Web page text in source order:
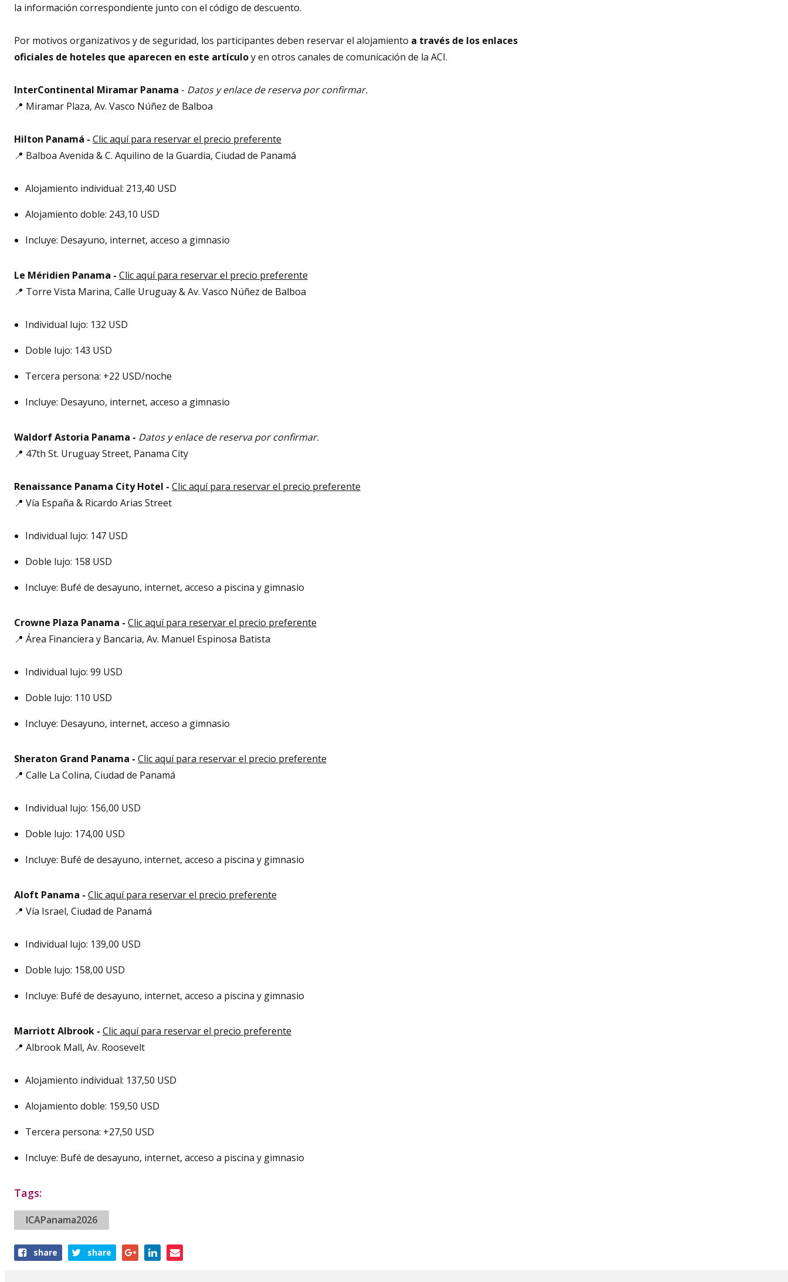
la información correspondiente junto con el código de descuento.
Por motivos organizativos y de seguridad, los participantes deben reservar el alojamiento a través de los enlaces
oficiales de hoteles que aparecen en este artículoy en otros canales de comunicación de la ACI.
InterContinental Miramar Panama - Datos y enlace de reserva por confirmar.
📍 Miramar Plaza, Av. Vasco Núñez de Balboa
Hilton Panamá - Clic aquí para reservar el precio preferente
📍 Balboa Avenida & C. Aquilino de la Guardia, Ciudad de Panamá
Alojamiento individual: 213,40 USD
Alojamiento doble: 243,10 USD
Incluye: Desayuno, internet, acceso a gimnasio
Le Méridien Panama - Clic aquí para reservar el precio preferente
📍 Torre Vista Marina, Calle Uruguay & Av. Vasco Núñez de Balboa
Individual lujo: 132 USD
Doble lujo: 143 USD
Tercera persona: +22 USD/noche
Incluye: Desayuno, internet, acceso a gimnasio
Waldorf Astoria Panama - Datos y enlace de reserva por confirmar.
📍 47th St. Uruguay Street, Panama City
Renaissance Panama City Hotel - Clic aquí para reservar el precio preferente
📍 Vía España & Ricardo Arias Street
Individual lujo: 147 USD
Doble lujo: 158 USD
Incluye: Bufé de desayuno, internet, acceso a piscina y gimnasio
Crowne Plaza Panama - Clic aquí para reservar el precio preferente
📍 Área Financiera y Bancaria, Av. Manuel Espinosa Batista
Individual lujo: 99 USD
Doble lujo: 110 USD
Incluye: Desayuno, internet, acceso a gimnasio
Sheraton Grand Panama - Clic aquí para reservar el precio preferente
📍 Calle La Colina, Ciudad de Panamá
Individual lujo: 156,00 USD
Doble lujo: 174,00 USD
Incluye: Bufé de desayuno, internet, acceso a piscina y gimnasio
Aloft Panama - Clic aquí para reservar el precio preferente
📍 Vía Israel, Ciudad de Panamá
Individual lujo: 139,00 USD
Doble lujo: 158,00 USD
Incluye: Bufé de desayuno, internet, acceso a piscina y gimnasio
Marriott Albrook - Clic aquí para reservar el precio preferente
📍 Albrook Mall, Av. Roosevelt
Alojamiento individual: 137,50 USD
Alojamiento doble: 159,50 USD
Tercera persona: +27,50 USD
Incluye: Bufé de desayuno, internet, acceso a piscina y gimnasio
Tags:
ICAPanama2026
Shareshare share